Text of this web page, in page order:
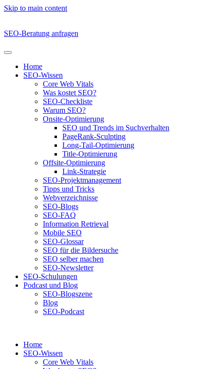
Skip to main content
SEO-Beratung anfragen
Home
SEO-Wissen
Core Web Vitals
Was kostet SEO?
SEO-Checkliste
Warum SEO?
Onsite-Optimierung
SEO und Trends im Suchverhalten
PageRank-Sculpting
Long-Tail-Optimierung
Title-Optimierung
Offsite-Optimierung
Link-Strategie
SEO-Projektmanagement
Tipps und Tricks
Webverzeichnisse
SEO-Blogs
SEO-FAQ
Information Retrieval
Mobile SEO
SEO-Glossar
SEO für die Bildersuche
SEO selber machen
SEO-Newsletter
SEO-Schulungen
Podcast und Blog
SEO-Blogszene
Blog
SEO-Podcast
Home
SEO-Wissen
Core Web Vitals